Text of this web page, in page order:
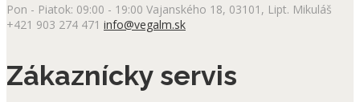
Pon - Piatok: 09:00 - 19:00 Vajanského 18, 03101, Lipt. Mikuláš
+421 903 274 471 info@vegalm.sk
Zákaznícky servis